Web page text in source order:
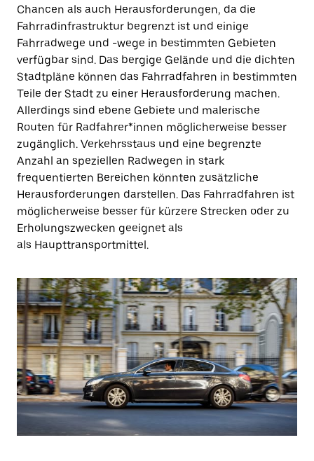
Chancen als auch Herausforderungen, da die
Fahrradinfrastruktur begrenzt ist und einige
Fahrradwege und -wege in bestimmten Gebieten
verfügbar sind. Das bergige Gelände und die dichten
Stadtpläne können das Fahrradfahren in bestimmten
Teile der Stadt zu einer Herausforderung machen.
Allerdings sind ebene Gebiete und malerische
Routen für Radfahrer*innen möglicherweise besser
zugänglich. Verkehrsstaus und eine begrenzte
Anzahl an speziellen Radwegen in stark
frequentierten Bereichen könnten zusätzliche
Herausforderungen darstellen. Das Fahrradfahren ist
möglicherweise besser für kürzere Strecken oder zu
Erholungszwecken geeignet als
als Haupttransportmittel.